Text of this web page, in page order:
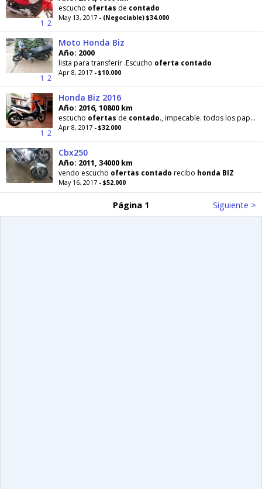
1 2
escucho ofertas de contado
May 13, 2017 - (Negociable) $34.000
1 2
Moto Honda Biz
Año: 2000
lista para transferir .Escucho oferta contado
Apr 8, 2017 - $10.000
1 2
Honda Biz 2016
Año: 2016, 10800 km
escucho ofertas de contado., impecable. todos los papeles
Apr 8, 2017 - $32.000
Cbx250
Año: 2011, 34000 km
vendo escucho ofertas contado recibo honda BIZ
May 16, 2017 - $52.000
Página 1 Siguiente >